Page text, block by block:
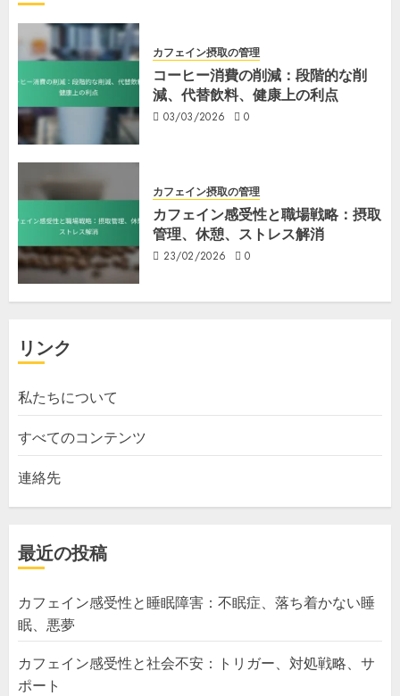
カフェイン摂取の管理
コーヒー消費の削減：段階的な削
減、代替飲料、健康上の利点
03/03/2026 0
カフェイン摂取の管理
カフェイン感受性と職場戦略：摂取
管理、休憩、ストレス解消
23/02/2026 0
リンク
私たちについて
すべてのコンテンツ
連絡先
最近の投稿
カフェイン感受性と睡眠障害：不眠症、落ち着かない睡
眠、悪夢
カフェイン感受性と社会不安：トリガー、対処戦略、サ
ポート